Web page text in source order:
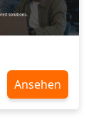
Ansehen